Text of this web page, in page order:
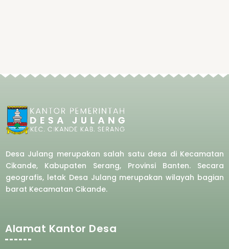
Desa Julang merupakan salah satu desa di Kecamatan
Cikande, Kabupaten Serang, Provinsi Banten. Secara
geografis, letak Desa Julang merupakan wilayah bagian
barat Kecamatan Cikande.
Alamat Kantor Desa